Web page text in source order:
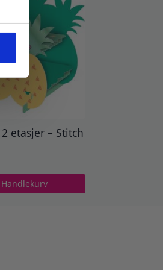
etasjer – Stitch